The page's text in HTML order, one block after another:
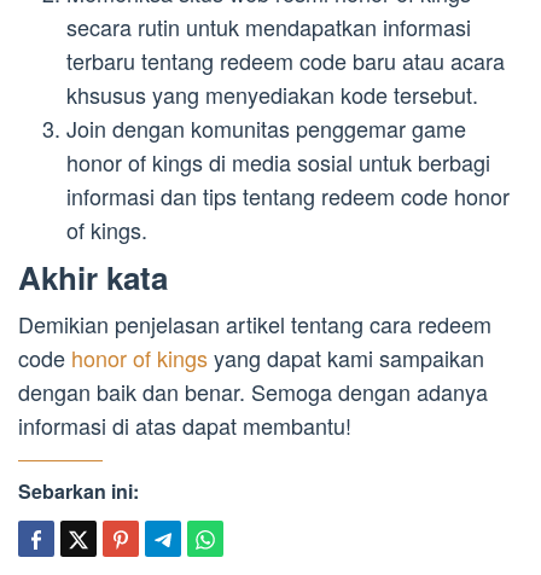
secara rutin untuk mendapatkan informasi
terbaru tentang redeem code baru atau acara
khsusus yang menyediakan kode tersebut.
Join dengan komunitas penggemar game
honor of kings di media sosial untuk berbagi
informasi dan tips tentang redeem code honor
of kings.
Akhir kata
Demikian penjelasan artikel tentang cara redeem
code honor of kingsyang dapat kami sampaikan
dengan baik dan benar. Semoga dengan adanya
informasi di atas dapat membantu!
Sebarkan ini: